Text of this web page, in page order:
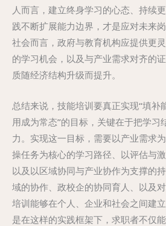
人而言，建立终身学习的心态、持续
践不断扩展能力边界，才是应对未来
社会而言，政府与教育机构应提供更
的学习机会，以及与产业需求对齐的
质随经济结构升级而提升。
总结来说，技能培训要真正实现“填补
用成为常态”的目标，关键在于把学习
力。实现这一目标，需要以产业需求
操任务为核心的学习路径、以评估与
以及以区域协同与产业协作为支撑的
域的协作、政校企的协同育人、以及
培训能够在个人、企业和社会之间建
是在这样的实践框架下，求职者不仅